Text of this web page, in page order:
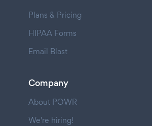
Plans & Pricing
HIPAA Forms
Email Blast
Company
About POWR
We're hiring!